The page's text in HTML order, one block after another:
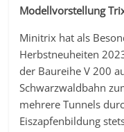
Modellvorstellung
Minitrix hat als
Herbstneuheiten
der Baureihe V 200
Schwarzwaldbahn
mehrere Tunnels
Eiszapfenbildung